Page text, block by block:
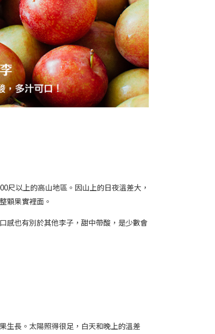
尺以上的高山地區。因山上的日夜溫差大，
顆果實裡面。
感也有別於其他李子，甜中帶酸，是少數會
生長。太陽照得很足，白天和晚上的溫差